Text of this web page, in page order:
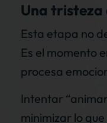
Una tristeza
Esta etapa no
Es el momento
procesa
Intentar
minimizar lo